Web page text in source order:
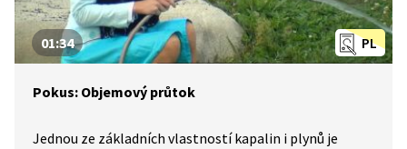
PL
01:34
Pokus: Objemový průtok
Jednou ze základních vlastností kapalin i plynů je